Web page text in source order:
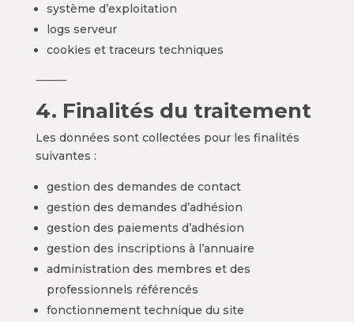
système d’exploitation
logs serveur
cookies et traceurs techniques
⸻
4. Finalités du traitement
Les données sont collectées pour les finalités
suivantes :
gestion des demandes de contact
gestion des demandes d’adhésion
gestion des paiements d’adhésion
gestion des inscriptions à l’annuaire
administration des membres et des
professionnels référencés
fonctionnement technique du site